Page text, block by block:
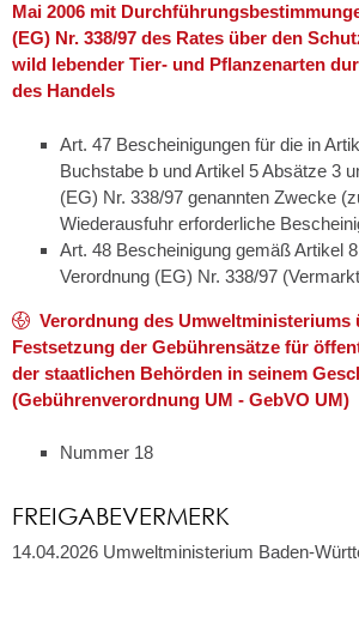
Mai 2006 mit
(EG) Nr. 338/97 des Rates über den
wild lebender Tier- und Pflanzenarten
des Handels
Art. 47 Bescheinigungen für die in
Buchstabe b und Artikel 5 Absätze 3
(EG) Nr. 338/97 genannten Zwecke
Wiederausfuhr erforderliche
Art. 48 Bescheinigung gemäß Artikel
Verordnung (EG) Nr. 338/97
Verordnung des Umweltministeriums
Festsetzung der Gebührensätze für
der staatlichen Behörden in seinem
(Gebührenverordnung UM - GebVO UM)
Nummer 18
FREIGABEVERMERK
14.04.2026 Umweltministerium Baden-